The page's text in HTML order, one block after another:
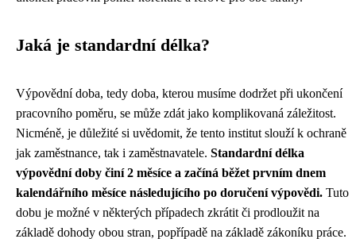
Jaká je standardní délka?
Výpovědní doba, tedy doba, kterou musíme dodržet při ukončení
pracovního poměru, se může zdát jako komplikovaná záležitost.
Nicméně, je důležité si uvědomit, že tento institut slouží k ochraně
jak zaměstnance, tak i zaměstnavatele. Standardní délka
výpovědní doby činí 2 měsíce a začíná běžet prvním dnem
kalendářního měsíce následujícího po doručení výpovědi. Tuto
dobu je možné v některých případech zkrátit či prodloužit na
základě dohody obou stran, popřípadě na základě zákoníku práce.